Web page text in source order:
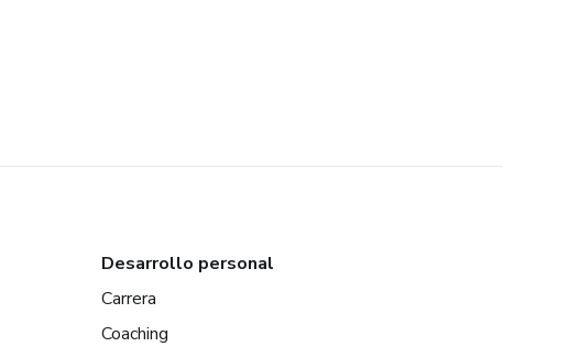
Desarrollo personal
Carrera
Coaching